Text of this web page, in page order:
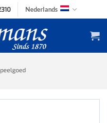
Nederlands